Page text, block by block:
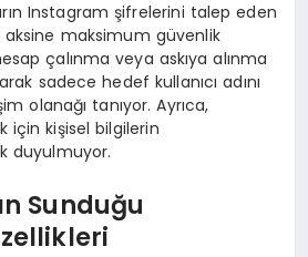
Instagram şifrelerini talep eden
aksine maksimum güvenlik
çalınma veya askıya alınma
sadece hedef kullanıcı adını
olanağı tanıyor. Ayrıca,
kişisel bilgilerin
duyulmuyor.
Sunduğu